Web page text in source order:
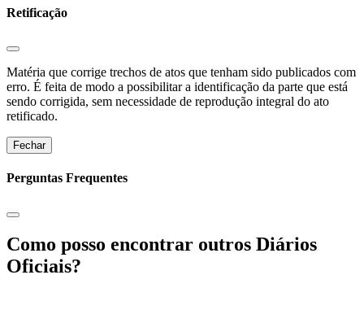
Retificação
Matéria que corrige trechos de atos que tenham sido publicados com
erro. É feita de modo a possibilitar a identificação da parte que está
sendo corrigida, sem necessidade de reprodução integral do ato
retificado.
Fechar
Perguntas Frequentes
Como posso encontrar outros Diários
Oficiais?